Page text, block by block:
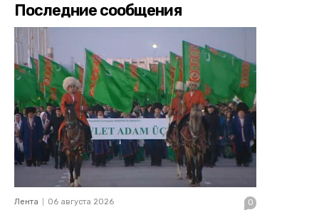
Последние сообщения
Лента 06 августа 2026 0